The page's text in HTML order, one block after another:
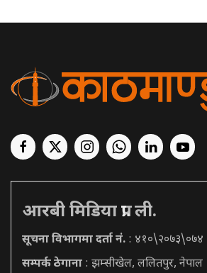
आरबी मिडिया प्रा. ली.
सूचना विभागमा दर्ता नं. : ४१०\२०७३\०७४
सम्पर्क ठेगाना : झम्सीखेल, ललितपुर, नेपाल